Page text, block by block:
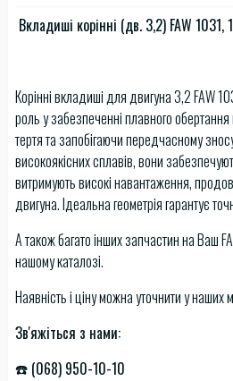
Вкладиші корінні (дв. 3,2) FAW 1031,
Корінні вкладиші для двигуна 3,2 FAW
роль у забезпеченні плавного
тертя та запобігаючи передчасному
високоякісних сплавів, вони
витримують високі навантаження,
двигуна. Ідеальна геометрія гарантує
А також багато інших запчастин на Ваш
нашому каталозі.
Наявність і ціну можна уточнити у
Зв'яжіться з нами:
☎️ (068) 950-10-10